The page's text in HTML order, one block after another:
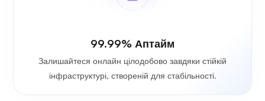
99.99% Аптайм
Залишайтеся онлайн цілодобово завдяки стійкій
інфраструктурі, створеній для стабільності.